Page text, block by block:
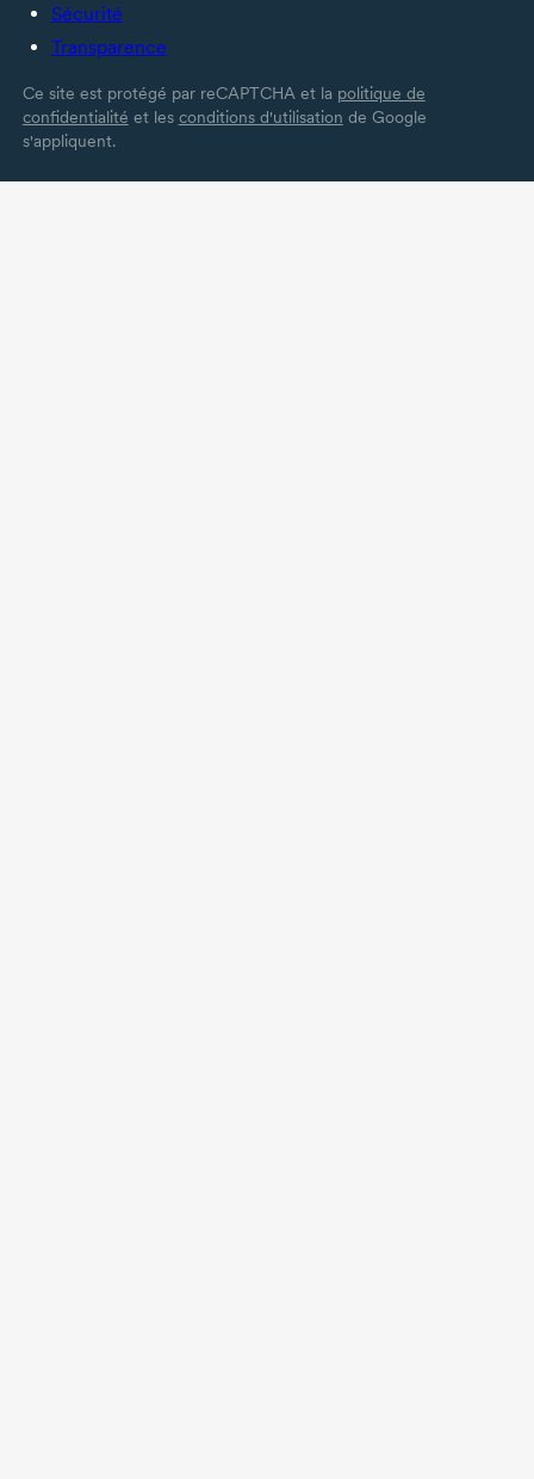
Sécurité
Transparence
Ce site est protégé par reCAPTCHA et la politique de
confidentialité et les conditions d'utilisation de Google
s'appliquent.